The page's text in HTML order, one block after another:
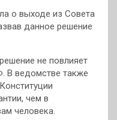
о выходе из Совета
данное решение
не повлияет
В ведомстве также
чем в
человека.